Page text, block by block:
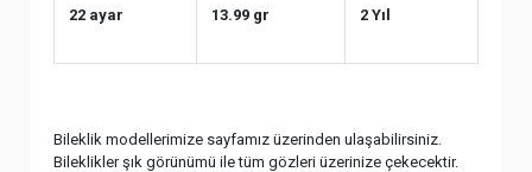
22 ayar 13.99 gr 2 Yıl
Bileklik modellerimize sayfamız üzerinden ulaşabilirsiniz.
Bileklikler şık görünümü ile tüm gözleri üzerinize çekecektir.